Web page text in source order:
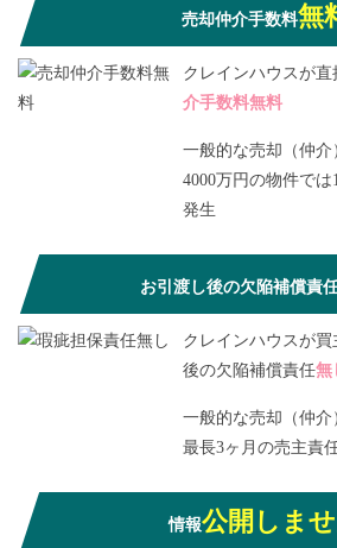
売却仲介手数料無
クレインハウスが
介手数料無料
一般的な売却（仲
4000万円の物件で
発生
お引渡し後の欠陥補償責
クレインハウスが
後の欠陥補償責任無
一般的な売却（仲介
最長3ヶ月の売主責
情報公開しま